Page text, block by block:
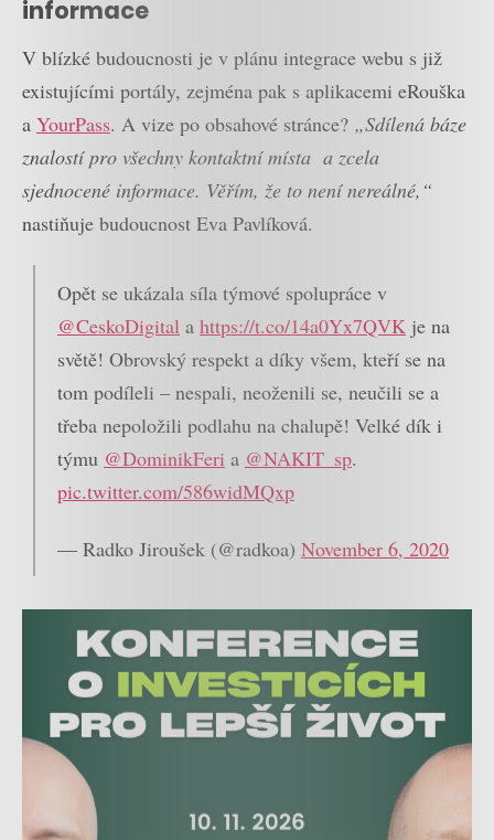
informace
V blízké budoucnosti je v plánu integrace webu s již
existujícími portály, zejména pak s aplikacemi eRouška
a YourPass. A vize po obsahové stránce? „Sdílená báze
znalostí pro všechny kontaktní místa a zcela
sjednocené informace. Věřím, že to není nereálné,“
nastiňuje budoucnost Eva Pavlíková.
Opět se ukázala síla týmové spolupráce v
@CeskoDigital a https://t.co/14a0Yx7QVK je na
světě! Obrovský respekt a díky všem, kteří se na
tom podíleli – nespali, neoženili se, neučili se a
třeba nepoložili podlahu na chalupě! Velké dík i
týmu @DominikFeri a @NAKIT_sp.
pic.twitter.com/586widMQxp
— Radko Jiroušek (@radkoa) November 6, 2020